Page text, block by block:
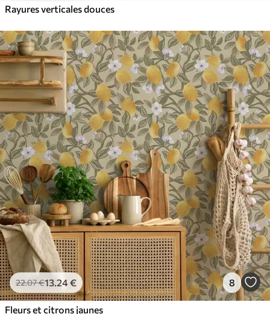
Rayures verticales douces
22.07€13.24€ 8
Fleurs et citrons jaunes